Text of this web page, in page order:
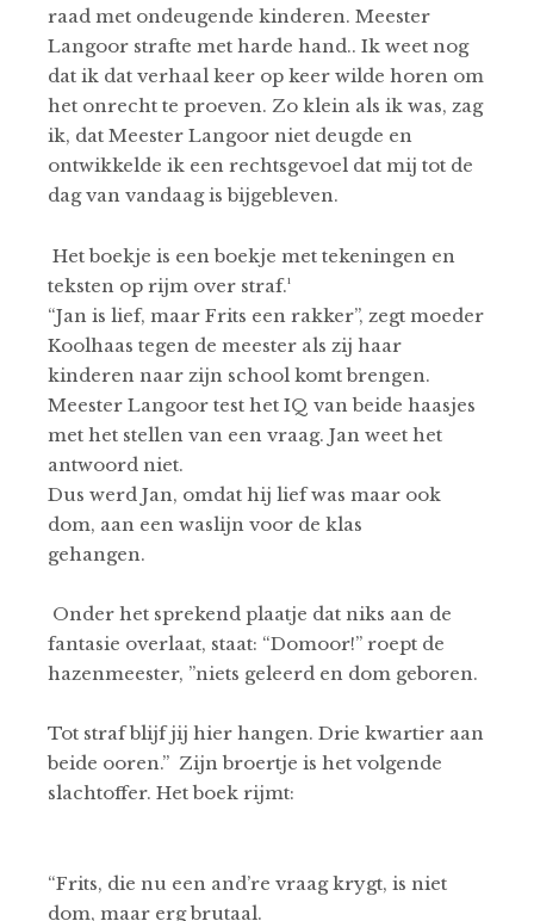
raad met ondeugende kinderen. Meester
Langoor strafte met harde hand.. Ik weet nog
dat ik dat verhaal keer op keer wilde horen om
het onrecht te proeven. Zo klein als ik was, zag
ik, dat Meester Langoor niet deugde en
ontwikkelde ik een rechtsgevoel dat mij tot de
dag van vandaag is bijgebleven.
Het boekje is een boekje met tekeningen en
teksten op rijm over straf.¹
“Jan is lief, maar Frits een rakker”, zegt moeder
Koolhaas tegen de meester als zij haar
kinderen naar zijn school komt brengen.
Meester Langoor test het IQ van beide haasjes
met het stellen van een vraag. Jan weet het
antwoord niet.
Dus werd Jan, omdat hij lief was maar ook
dom, aan een waslijn voor de klas
gehangen.
Onder het sprekend plaatje dat niks aan de
fantasie overlaat, staat: “Domoor!” roept de
hazenmeester, ”niets geleerd en dom geboren.
Tot straf blijf jij hier hangen. Drie kwartier aan
beide ooren.” Zijn broertje is het volgende
slachtoffer. Het boek rijmt:
“Frits, die nu een and’re vraag krygt, is niet
dom, maar erg brutaal.